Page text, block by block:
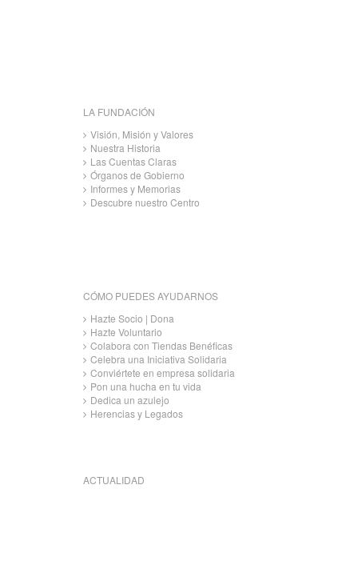
LA FUNDACIÓN
Visión, Misión y Valores
Nuestra Historia
Las Cuentas Claras
Órganos de Gobierno
Informes y Memorias
Descubre nuestro Centro
CÓMO PUEDES AYUDARNOS
Hazte Socio | Dona
Hazte Voluntario
Colabora con Tiendas Benéficas
Celebra una Iniciativa Solidaria
Conviértete en empresa solidaria
Pon una hucha en tu vida
Dedica un azulejo
Herencias y Legados
ACTUALIDAD